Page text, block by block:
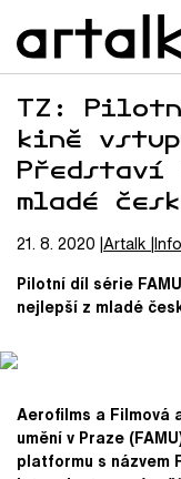
TZ:
kině
mladé
21. 8. 2020 Artalk
Pilotní díl série
nejlepší z mladé
Aerofilms a Filmová
umění v Praze
platformu s názvem